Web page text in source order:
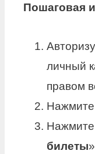
Пошаговая
личный
правом
Нажмите
Нажмите
билеты